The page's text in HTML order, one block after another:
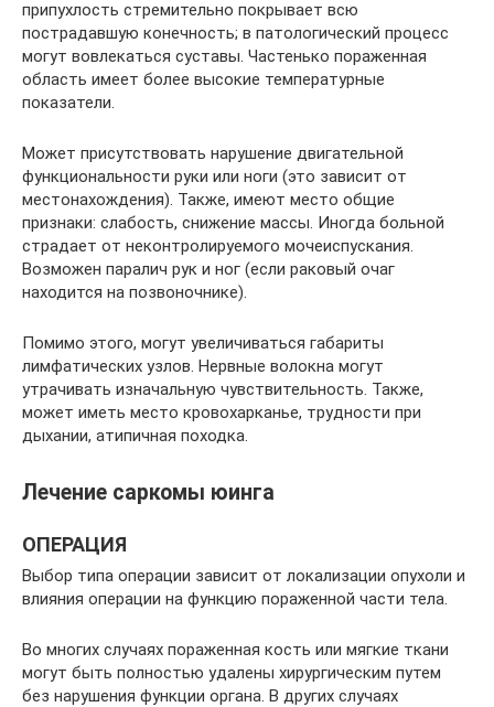
припухлость стремительно покрывает всю
пострадавшую конечность; в патологический процесс
могут вовлекаться суставы. Частенько пораженная
область имеет более высокие температурные
показатели.
Может присутствовать нарушение двигательной
функциональности руки или ноги (это зависит от
местонахождения). Также, имеют место общие
признаки: слабость, снижение массы. Иногда больной
страдает от неконтролируемого мочеиспускания.
Возможен паралич рук и ног (если раковый очаг
находится на позвоночнике).
Помимо этого, могут увеличиваться габариты
лимфатических узлов. Нервные волокна могут
утрачивать изначальную чувствительность. Также,
может иметь место кровохарканье, трудности при
дыхании, атипичная походка.
Лечение саркомы юинга
ОПЕРАЦИЯ
Выбор типа операции зависит от локализации опухоли и
влияния операции на функцию пораженной части тела.
Во многих случаях пораженная кость или мягкие ткани
могут быть полностью удалены хирургическим путем
без нарушения функции органа. В других случаях